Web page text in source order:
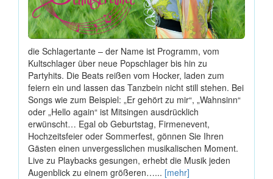
die Schlagertante – der Name ist Programm, vom
Kultschlager über neue Popschlager bis hin zu
Partyhits. Die Beats reißen vom Hocker, laden zum
feiern ein und lassen das Tanzbein nicht still stehen. Bei
Songs wie zum Beispiel: „Er gehört zu mir“, „Wahnsinn“
oder „Hello again“ ist Mitsingen ausdrücklich
erwünscht… Egal ob Geburtstag, Firmenevent,
Hochzeitsfeier oder Sommerfest, gönnen Sie Ihren
Gästen einen unvergesslichen musikalischen Moment.
Live zu Playbacks gesungen, erhebt die Musik jeden
Augenblick zu einem größeren…... [mehr]